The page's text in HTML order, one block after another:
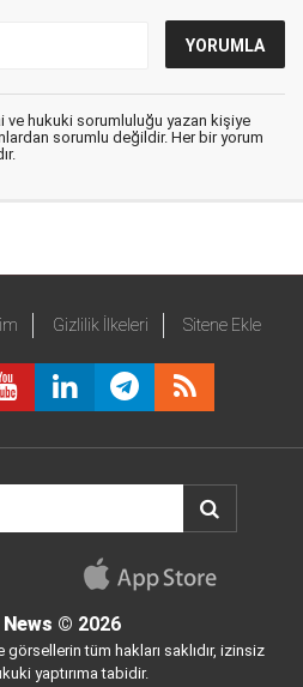
ve hukuki sorumluluğu yazan kişiye
sorumlu değildir. Her bir yorum
Gizlilik İlkeleri Sitene Ekle
© 2026
tüm hakları saklıdır, izinsiz
yaptırıma tabidir.